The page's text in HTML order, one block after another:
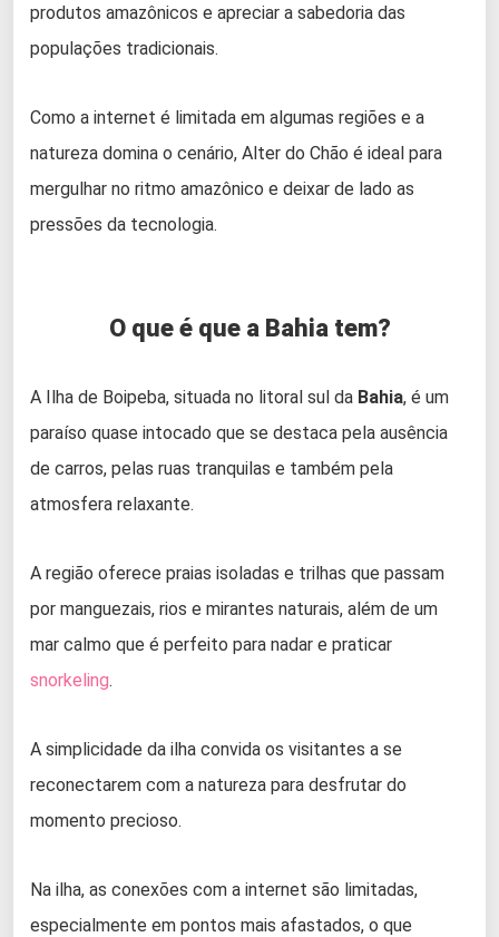
produtos amazônicos e apreciar a sabedoria das
populações tradicionais.
Como a internet é limitada em algumas regiões e a
natureza domina o cenário, Alter do Chão é ideal para
mergulhar no ritmo amazônico e deixar de lado as
pressões da tecnologia.
O que é que a Bahia tem?
A Ilha de Boipeba, situada no litoral sul da Bahia, é um
paraíso quase intocado que se destaca pela ausência
de carros, pelas ruas tranquilas e também pela
atmosfera relaxante.
A região oferece praias isoladas e trilhas que passam
por manguezais, rios e mirantes naturais, além de um
mar calmo que é perfeito para nadar e praticar
snorkeling.
A simplicidade da ilha convida os visitantes a se
reconectarem com a natureza para desfrutar do
momento precioso.
Na ilha, as conexões com a internet são limitadas,
especialmente em pontos mais afastados, o que